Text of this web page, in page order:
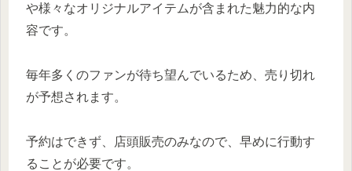
や様々なオリジナルアイテムが含まれた魅力的な内
容です。
毎年多くのファンが待ち望んでいるため、売り切れ
が予想されます。
予約はできず、店頭販売のみなので、早めに行動す
ることが必要です。